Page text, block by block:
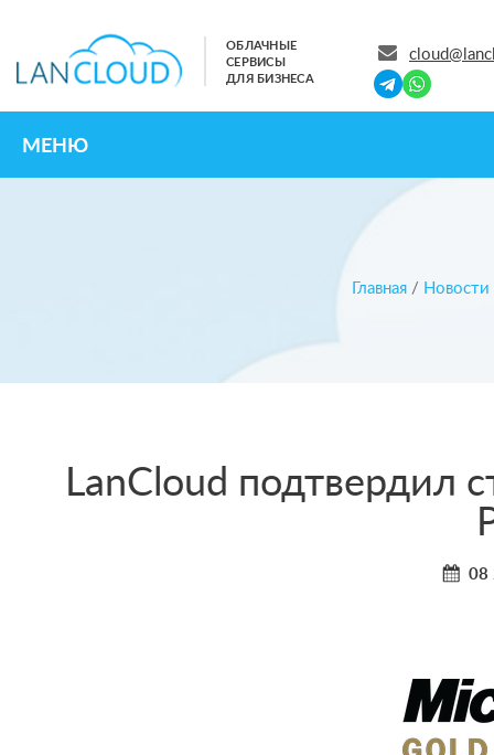
ОБЛАЧНЫЕ
СЕРВИСЫ
ДЛЯ БИЗНЕСА
МЕНЮ
Главная/ Новости
LanCloud подтвердил
08